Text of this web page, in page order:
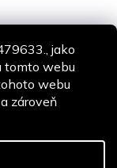
jako
tomto webu
webu
zároveň